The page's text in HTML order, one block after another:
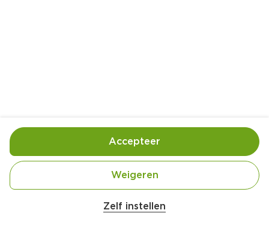
Handige informatie over dit product
Bisolvon Ectoin hoest zuigtabletten 16 stuks
Gebruik- en bewaarinstructies
Zelf instellen
Weigeren
Accepteer